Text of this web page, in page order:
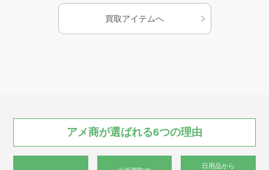
買取アイテムへ
アメ商が選ばれる6つの理由
日用品から